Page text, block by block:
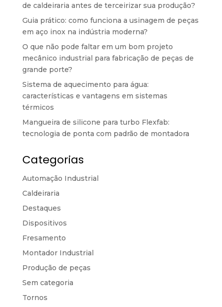
de caldeiraria antes de terceirizar sua produção?
Guia prático: como funciona a usinagem de peças
em aço inox na indústria moderna?
O que não pode faltar em um bom projeto
mecânico industrial para fabricação de peças de
grande porte?
Sistema de aquecimento para água:
características e vantagens em sistemas
térmicos
Mangueira de silicone para turbo Flexfab:
tecnologia de ponta com padrão de montadora
Categorias
Automação Industrial
Caldeiraria
Destaques
Dispositivos
Fresamento
Montador Industrial
Produção de peças
Sem categoria
Tornos